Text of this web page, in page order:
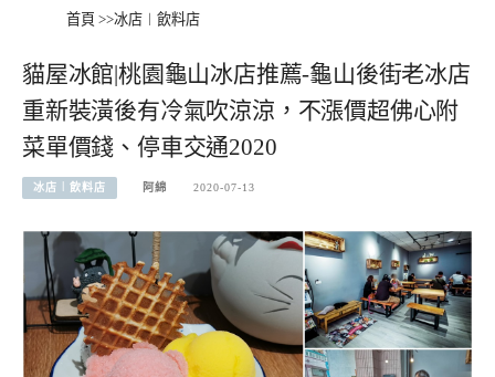
首頁 >>冰店︱飲料店
貓屋冰館|桃園龜山冰店推薦-龜山後街老冰店
重新裝潢後有冷氣吹涼涼，不漲價超佛心附
菜單價錢、停車交通2020
冰店︱飲料店 阿綿 2020-07-13